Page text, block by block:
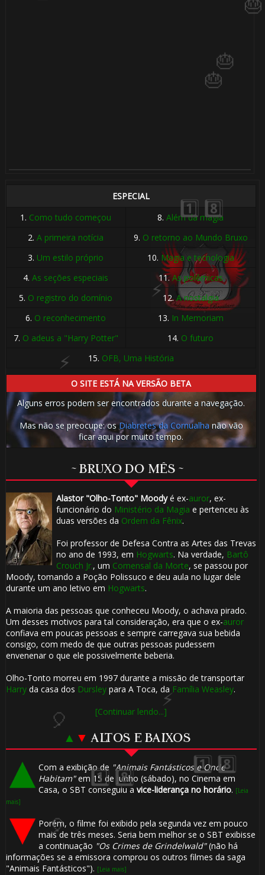
ESPECIAL
1. Como tudo começou 8.Além da magia
2.A primeira notícia 9. O retorno ao Mundo Bruxo
3. Um estilo próprio 10. Magia e tecnologia
4.As seções especiais 11.As polêmicas
5. O registro do domínio 12.A nostalgia
6. O reconhecimento 13. In Memoriam
7. O adeus a "Harry Potter" 14. O futuro
15. OFB, Uma História
O SITE ESTÁ NA VERSÃO BETA
Alguns erros podem ser encontrados durante a navegação.
Mas não se preocupe: osDiabretes da Cornualha não vão
ficar aqui por muito tempo.
~ BRUXO DO MÊS ~
Alastor "Olho-Tonto" Moodyé ex-auror, ex-
funcionário do Ministério da Magia e pertenceu às
duas versões da Ordem da Fênix.
Foi professor de Defesa Contra as Artes das Trevas
no ano de 1993, em Hogwarts. Na verdade, Bartô
Crouch Jr., um Comensal da Morte, se passou por
Moody, tomando a Poção Polissuco e deu aula no lugar dele
durante um ano letivo em Hogwarts.
A maioria das pessoas que conheceu Moody, o achava pirado.
Um desses motivos para tal consideração, era que o ex-auror
confiava em poucas pessoas e sempre carregava sua bebida
consigo, com medo de que outras pessoas pudessem
envenenar o que ele possivelmente beberia.
Olho-Tonto morreu em 1997 durante a missão de transportar
Harryda casa dos Dursleypara A Toca, da Família Weasley.
[Continuar lendo...]
▲ ▼ ALTOS E BAIXOS
Com a exibição de "Animais Fantásticos e Onde
Habitam"em 15 de junho (sábado), no Cinema em
Casa, o SBT conseguiu a vice-liderança no horário. [Leia
mais]
Porém, o filme foi exibido pela segunda vez em pouco
mais de três meses. Seria bem melhor se o SBT exibisse
a continuação "Os Crimes de Grindelwald"(não há
informações se a emissora comprou os outros filmes da saga
"Animais Fantásticos"). [Leia mais]
🎂
🎈
🎈
🎂
⚡
🎂
🎂
⚡